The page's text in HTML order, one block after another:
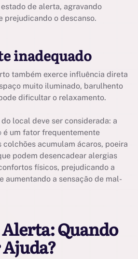
de alerta, agravando
prejudicando o descanso.
inadequado
também exerce influência direta
muito iluminado, barulhento
dificultar o relaxamento.
local deve ser considerada: a
é um fator frequentemente
colchões acumulam ácaros, poeira
podem desencadear alergias
físicos, prejudicando a
aumentando a sensação de mal-
Quando